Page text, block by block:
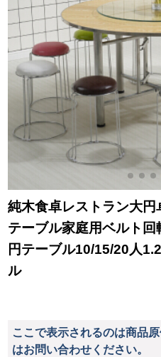
純木食卓レストラン大
テーブル家庭用ベルト
円テーブル10/15/20人
ル
ここで表示されるのは商品
はお問い合わせください。